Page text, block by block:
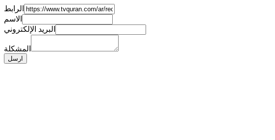
الرابط
الاسم
البريد الإلكتروني
المشكلة
ارسل